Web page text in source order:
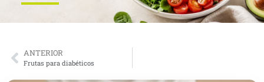
ANTERIOR
Frutas para diabéticos